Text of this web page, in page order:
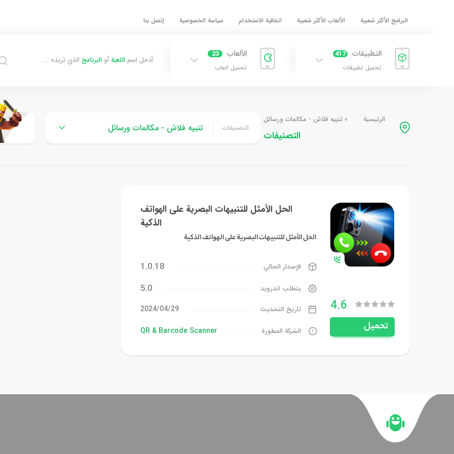
البرامج الأكثر شعبية الألعاب الأكثر شعبية اتفاقية الاستخدام سياسة الخصوصية إتصل بنا
التطبيقات 417
تحميل تطبيقات
الألعاب 23
تحميل العاب
أدخل اسم اللعبة أو البرنامج الذي تريده ...
الرئيسية »تنبيه فلاش - مكالمات ورسائل
التصنيفات
التصنيفات تنبيه فلاش - مكالمات ورسائل
4.6
تحميل
الحل الأمثل للتنبيهات البصرية على الهواتف
الذكية
الحل الأمثل للتنبيهات البصرية على الهواتف الذكية
الإصدار الحالي 1.0.18
يتطلب اندرويد 5.0
تاريخ التحديث 29‏/04‏/2024
الشركة المطورة QR & Barcode Scanner